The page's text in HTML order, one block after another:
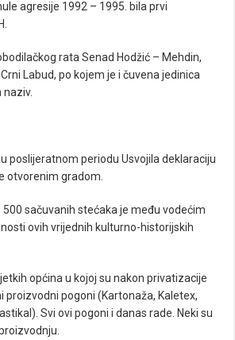
agresije 1992 – 1995. bila prvi
rata Senad Hodžić – Mehdin,
Labud, po kojem je i čuvena jedinica
naziv.
u poslijeratnom periodu Usvojila deklaraciju
otvorenim gradom.
500 sačuvanih stećaka je među vodećim
ovih vrijednih kulturno-historijskih
općina u kojoj su nakon privatizacije
proizvodni pogoni (Kartonaža, Kaletex,
Svi ovi pogoni i danas rade. Neki su